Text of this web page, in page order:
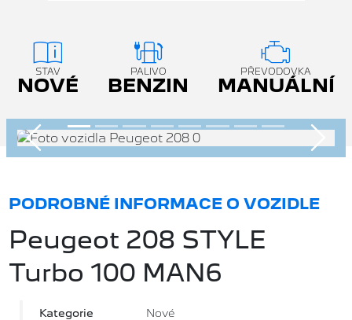
Předchozí
STAV
NOVÉ
PALIVO
BENZIN
PŘEVODOVKA
MANUÁLNÍ
PODROBNÉ INFORMACE O VOZIDLE
Peugeot 208 STYLE
Turbo 100 MAN6
Kategorie Nové